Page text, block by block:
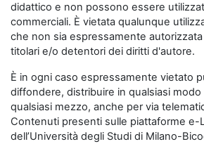
didattico e non possono essere
commerciali. È vietata qualunque
che non sia espressamente
titolari e/o detentori dei diritti d'autore.
È in ogni caso espressamente vietato
diffondere, distribuire in qualsiasi
qualsiasi mezzo, anche per via
Contenuti presenti sulle piattaforme e-
dell’Università degli Studi di Milano-